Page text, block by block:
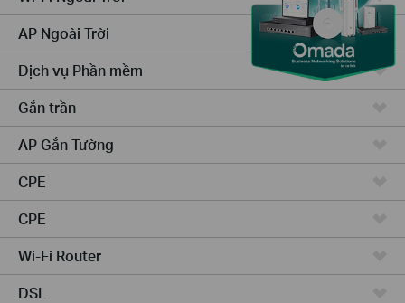
AP Ngoài Trời
Dịch vụ Phần mềm
Gắn trần
AP Gắn Tường
CPE
CPE
Wi-Fi Router
DSL